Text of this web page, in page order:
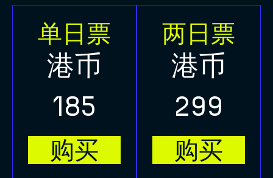
单日票
港币
185
购买
两日票
港币
299
购买